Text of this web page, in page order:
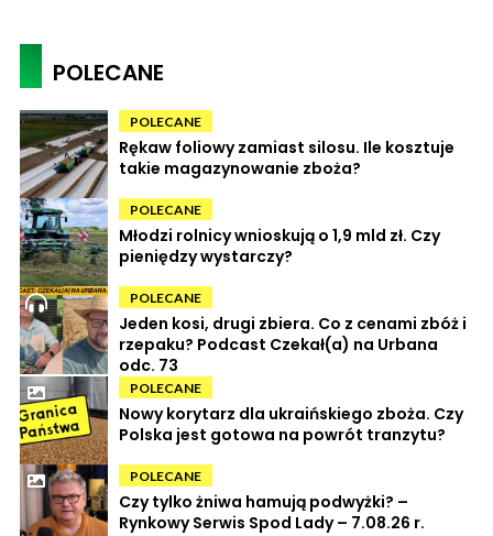
POLECANE
POLECANE
Rękaw foliowy zamiast silosu. Ile kosztuje
takie magazynowanie zboża?
POLECANE
Młodzi rolnicy wnioskują o 1,9 mld zł. Czy
pieniędzy wystarczy?
POLECANE
Jeden kosi, drugi zbiera. Co z cenami zbóż i
rzepaku? Podcast Czekał(a) na Urbana
odc. 73
POLECANE
Nowy korytarz dla ukraińskiego zboża. Czy
Polska jest gotowa na powrót tranzytu?
POLECANE
Czy tylko żniwa hamują podwyżki? –
Rynkowy Serwis Spod Lady – 7.08.26 r.